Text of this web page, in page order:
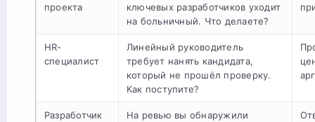
проекта
ключевых разработчиков уходит
на больничный. Что делаете?
HR-
специалист
Линейный руководитель
требует нанять кандидата,
который не прошёл проверку.
Как поступите?
Разработчик
На ревью вы обнаружили